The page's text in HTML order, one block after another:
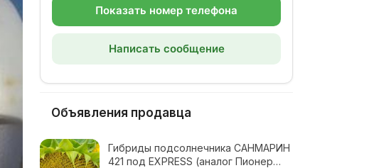
Показать номер телефона
Написать сообщение
Объявления продавца
Гибриды подсолнечника САНМАРИН
421 под EXPRESS (аналог Пионер